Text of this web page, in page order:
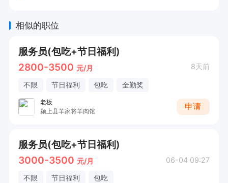
相似的职位
服务员(包吃+节日福利)
2800-3500 元/月 8天前
不限 节日福利 包吃 全勤奖
老板
颍上县羊家将羊肉馆
申请
服务员(包吃+节日福利)
3000-3500 元/月 06-04 09:27
不限 节日福利 包吃